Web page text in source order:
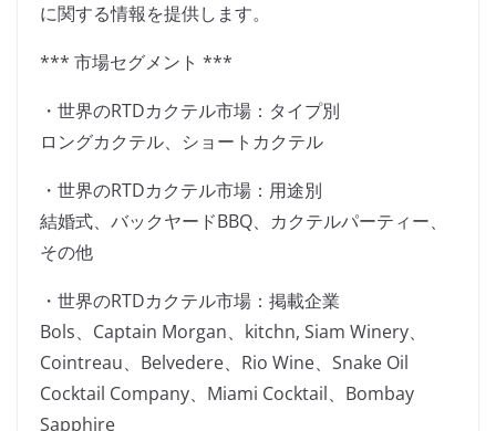
に関する情報を提供します。
*** 市場セグメント ***
・世界のRTDカクテル市場：タイプ別
ロングカクテル、ショートカクテル
・世界のRTDカクテル市場：用途別
結婚式、バックヤードBBQ、カクテルパーティー、
その他
・世界のRTDカクテル市場：掲載企業
Bols、Captain Morgan、kitchn, Siam Winery、
Cointreau、Belvedere、Rio Wine、Snake Oil
Cocktail Company、Miami Cocktail、Bombay
Sapphire